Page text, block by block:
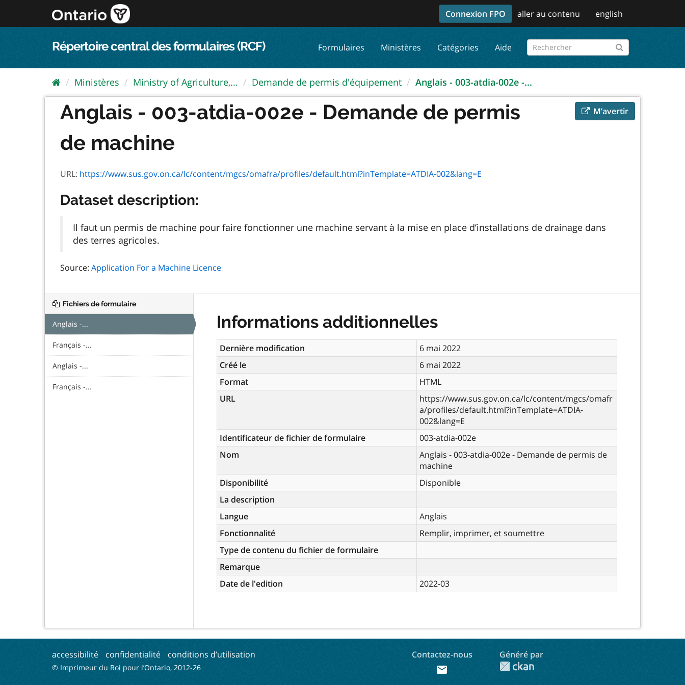
au
Connexion FPO aller au contenu english
Répertoire central des formulaires (RCF) Formulaires Ministères Catégories Aide
Ministères Ministry of Agriculture,... Demande de permis d'équipement Anglais - 003-atdia-002e -...
M’avertir
Anglais - 003-atdia-002e - Demande de permis
de machine
URL: https://www.sus.gov.on.ca/lc/content/mgcs/omafra/profiles/default.html?inTemplate=ATDIA-002&lang=E
Dataset description:
Il faut un permis de machine pour faire fonctionner une machine servant à la mise en place d’installations de drainage dans
des terres agricoles.
Source: Application For a Machine Licence
Fichiers de formulaire
Anglais -...
Français -...
Anglais -...
Français -...
Informations additionnelles
Dernière modification
6 mai 2022
Créé le
6 mai 2022
Format
HTML
URL
https://www.sus.gov.on.ca/lc/content/mgcs/omafr
a/profiles/default.html?inTemplate=ATDIA-
002&lang=E
Identificateur de fichier de formulaire
003-atdia-002e
Nom
Anglais - 003-atdia-002e - Demande de permis de
machine
Disponibilité
Disponible
La description
Langue
Anglais
Fonctionnalité
Remplir, imprimer, et soumettre
Type de contenu du fichier de formulaire
Remarque
Date de l'edition
2022-03
accessibilité confidentialité conditions d’utilisation
© Imprimeur du Roi pour l’Ontario, 2012-26
Contactez-nous
mail
Généré par